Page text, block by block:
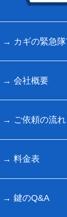
カギの緊急
会社概要
ご依頼の流れ
料金表
鍵のQ&A